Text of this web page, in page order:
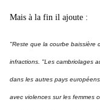
Mais à la fin il ajoute :
"Reste que la courbe baissière
infractions. "Les cambriolages
dans les autres pays
avec violences sur les femmes